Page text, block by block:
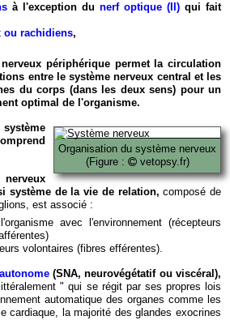
à l'exception du nerf optique (II) qui fait
ou rachidiens,
nerveux périphérique permet la circulation
entre le système nerveux central et les
du corps (dans les deux sens) pour un
optimal de l'organisme.
Organisation du système nerveux
(Figure :
vetopsy.fr)
système de la vie de relation, composé de
est associé :
avec l'environnement (récepteurs
volontaires (fibres efférentes).
(SNA, neurovégétatif ou viscéral),
" qui se régit par ses propres lois
automatique des organes comme les
cardiaque, la majorité des glandes exocrines